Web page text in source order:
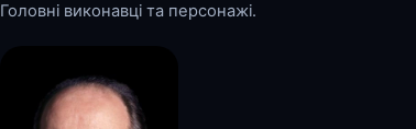
Головні виконавці та персонажі.